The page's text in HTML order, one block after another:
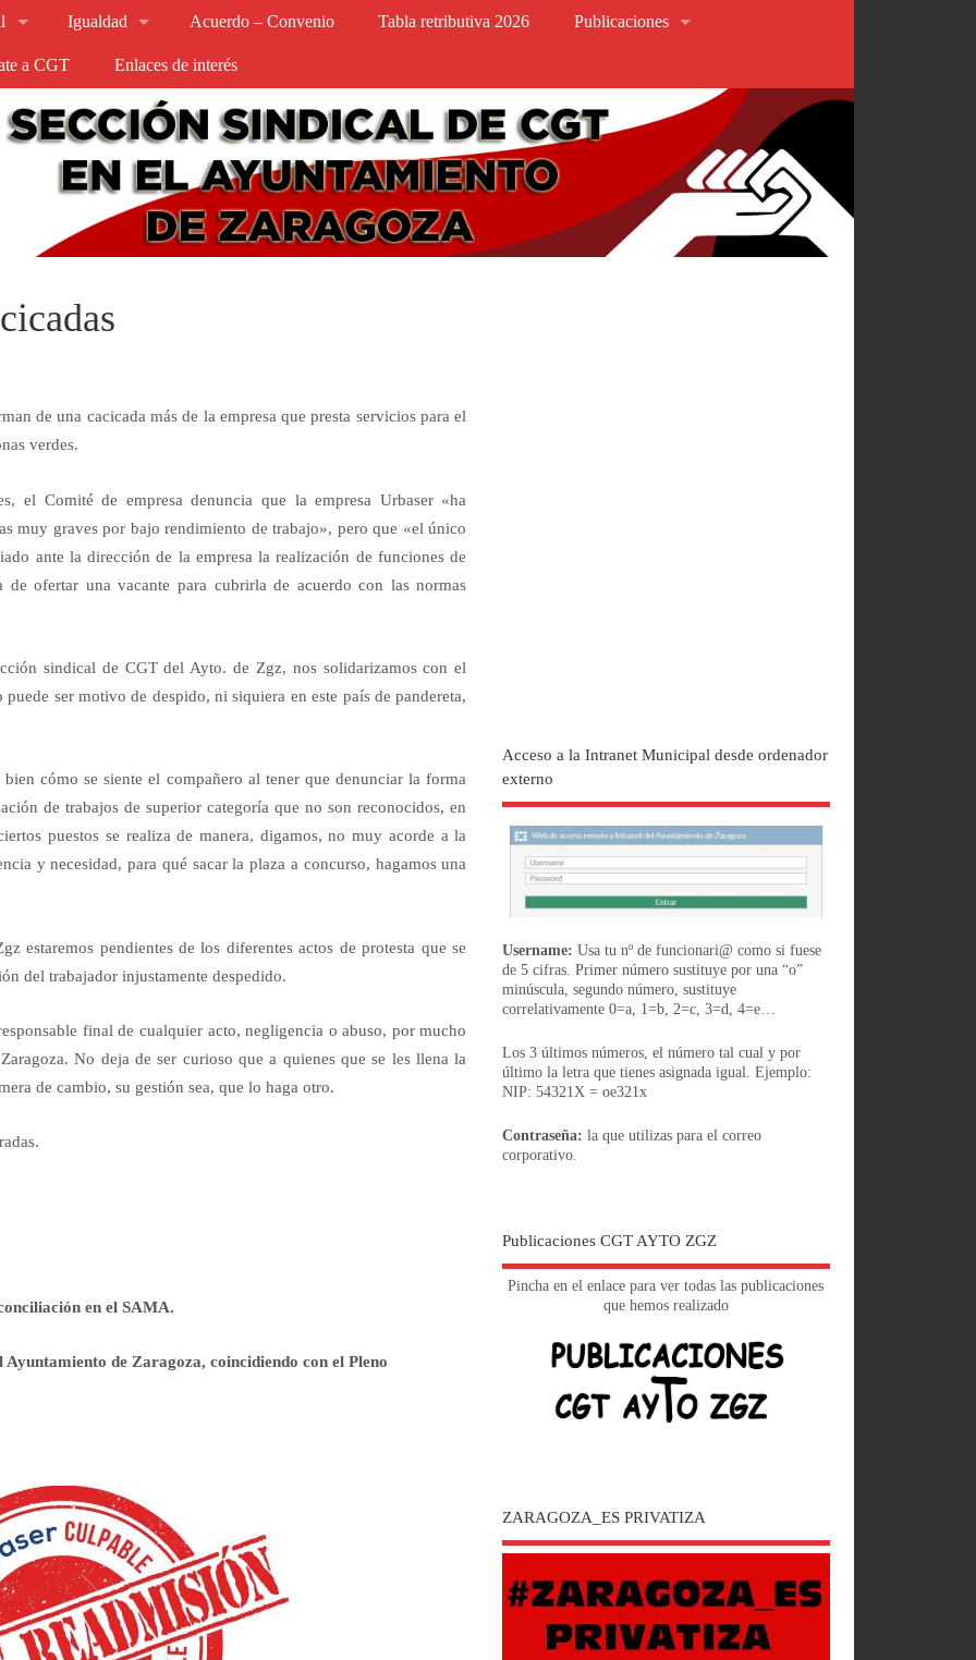
Igualdad Acuerdo – Convenio Tabla retributiva 2026 Publicaciones
a CGT Enlaces de interés
de una cacicada más de la empresa que presta servicios para el
verdes.
el Comité de empresa denuncia que la empresa Urbaser «ha
muy graves por bajo rendimiento de trabajo», pero que «el único
ante la dirección de la empresa la realización de funciones de
ofertar una vacante para cubrirla de acuerdo con las normas
sindical de CGT del Ayto. de Zgz, nos solidarizamos con el
ser motivo de despido, ni siquiera en este país de pandereta,
cómo se siente el compañero al tener que denunciar la forma
de trabajos de superior categoría que no son reconocidos, en
puestos se realiza de manera, digamos, no muy acorde a la
y necesidad, para qué sacar la plaza a concurso, hagamos una
estaremos pendientes de los diferentes actos de protesta que se
del trabajador injustamente despedido.
final de cualquier acto, negligencia o abuso, por mucho
No deja de ser curioso que a quienes que se les llena la
de cambio, su gestión sea, que lo haga otro.
en el SAMA.
de Zaragoza, coincidiendo con el Pleno
Acceso a la Intranet Municipal desde ordenador
externo
Username: Usa tu nº de funcionari@ como si fuese
de 5 cifras. Primer número sustituye por una “o”
minúscula, segundo número, sustituye
correlativamente 0=a, 1=b, 2=c, 3=d, 4=e…
Los 3 últimos números, el número tal cual y por
último la letra que tienes asignada igual. Ejemplo:
NIP: 54321X = oe321x
Contraseña: la que utilizas para el correo
corporativo.
Publicaciones CGT AYTO ZGZ
Pincha en el enlace para ver todas las publicaciones
que hemos realizado
ZARAGOZA_ES PRIVATIZA